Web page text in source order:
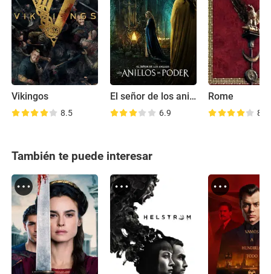
Vikingos
8.5
El señor de los anillos: Los anillos de poder
6.9
Rome
8.7
También te puede interesar